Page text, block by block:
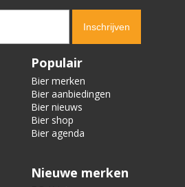
Populair
Bier merken
Bier aanbiedingen
Bier nieuws
Bier shop
Bier agenda
Nieuwe merken